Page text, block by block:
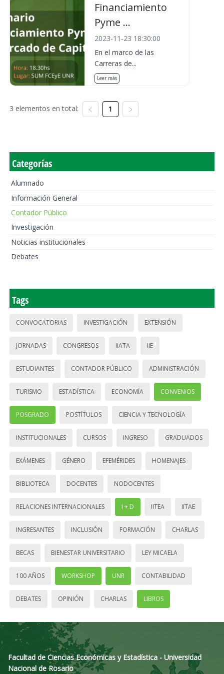
Financiamiento
Pyme ...
2023-11-23 18:30:00
En el marco de las
Carreras de...
Leer más
3 elementos en total: 1
Categorías
Alumnado
Información General
Contador Público
Investigación
Noticias institucionales
Debates
Tags
CONVOCATORIAS INVESTIGACIÓN EXTENSIÓN
JORNADAS CONGRESOS IIATA IIE
ESTUDIANTES CONTADOR PÚBLICO ADMINISTRACIÓN
TURISMO ESTADÍSTICA ECONOMÍA CONVENIOS
POSGRADO POSTÍTULOS CIENCIA Y TECNOLOGÍA
INSTITUCIONALES CURSOS INGRESO GRADUADOS
EXÁMENES GÉNERO EFEMÉRIDES HOMENAJES
BIBLIOTECA DOCENTES NODOCENTES
RELACIONES INTERNACIONALES I + D IITEA IITAE
INGRESANTES INCLUSIÓN FORMACIÓN CHARLAS
BECAS BIENESTAR UNIVERSITARIO LEY MICAELA
100 AÑOS WORKSHOP UNR CONTABILIDAD
DEBATES OPINIÓN CHARLAS LIBROS
Facultad de Ciencias Económicas y Estadística - Universidad
Nacional de Rosario